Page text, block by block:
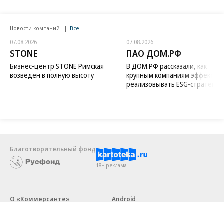
Новости компаний Все
07.08.2026
STONE
Бизнес-центр STONE Римская
возведен в полную высоту
07.08.2026
ПАО ДОМ.РФ
В ДОМ.РФ рассказали, как
крупным компаниям
реализовывать ESG-стратегию
Благотворительный фонд
18+ реклама
О «Коммерсанте»
Android